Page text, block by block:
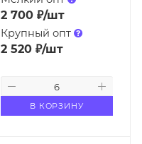
2 700₽/шт
Крупный опт
2 520₽/шт
В КОРЗИНУ